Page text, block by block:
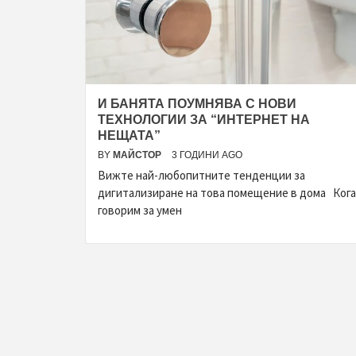
И БАНЯТА ПОУМНЯВА С НОВИ
ТЕХНОЛОГИИ ЗА “ИНТЕРНЕТ НА
НЕЩАТА”
BY МАЙСТОР 3 ГОДИНИ AGO
Вижте най-любопитните тенденции за
дигитализиране на това помещение в дома
говорим за умен